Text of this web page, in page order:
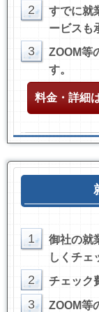
2
すでに就
ービスも
3 ZOOM等
す。
料金・詳細
1
御社の就
しくチェ
2 チェック
3 ZOOM等